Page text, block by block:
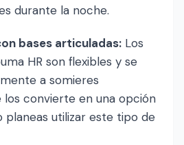
durante la noche.
bases articuladas: Los
HR son flexibles y se
a somieres
los convierte en una opción
planeas utilizar este tipo de